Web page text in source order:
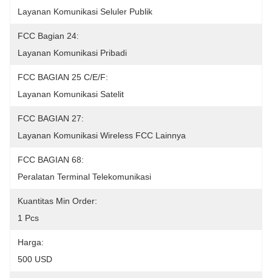
Layanan Komunikasi Seluler Publik
FCC Bagian 24:
Layanan Komunikasi Pribadi
FCC BAGIAN 25 C/E/F:
Layanan Komunikasi Satelit
FCC BAGIAN 27:
Layanan Komunikasi Wireless FCC Lainnya
FCC BAGIAN 68:
Peralatan Terminal Telekomunikasi
Kuantitas Min Order:
1 Pcs
Harga:
500 USD